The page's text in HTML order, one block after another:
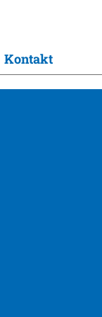
Kontakt